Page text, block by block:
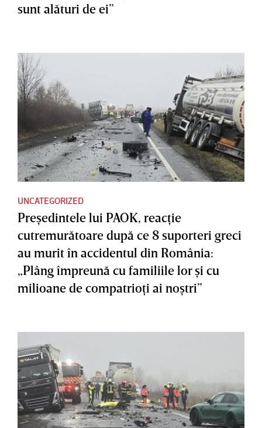
sunt alături de ei”
UNCATEGORIZED
Preşedintele lui PAOK, reacţie
cutremurătoare după ce 8 suporteri greci
au murit în accidentul din România:
„Plâng împreună cu familiile lor şi cu
milioane de compatrioţi ai noştri”